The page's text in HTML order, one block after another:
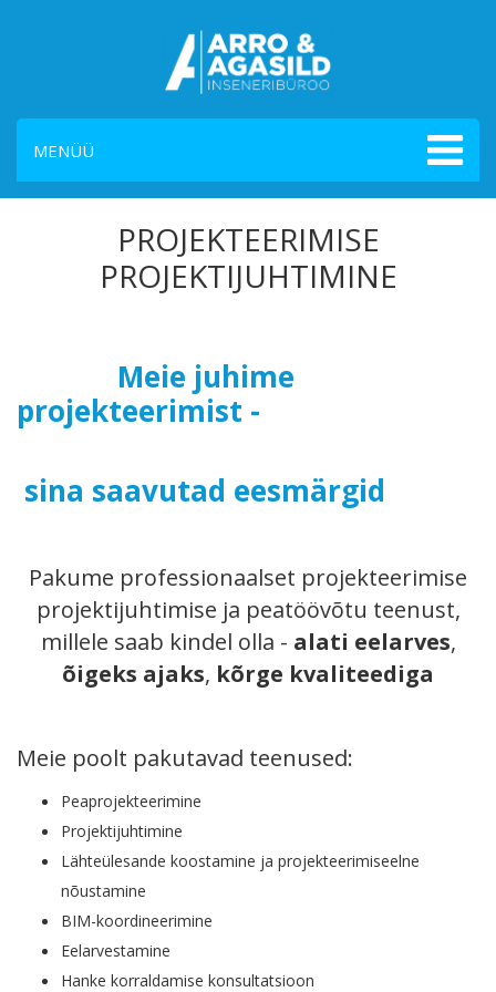
MENÜÜ
PROJEKTEERIMISE
PROJEKTIJUHTIMINE
Meie juhime
projekteerimist -
sina saavutad eesmärgid
Pakume professionaalset projekteerimise
projektijuhtimise ja peatöövõtu teenust,
millele saab kindel olla - alati eelarves,
õigeks ajaks, kõrge kvaliteediga
Meie poolt pakutavad teenused:
Peaprojekteerimine
Projektijuhtimine
Lähteülesande koostamine ja projekteerimiseelne
nõustamine
BIM-koordineerimine
Eelarvestamine
Hanke korraldamise konsultatsioon